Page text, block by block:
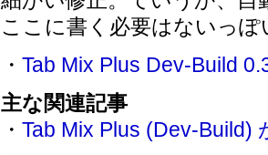
ここに書く必要はないっぽ
・ Tab Mix Plus Dev-Build
主な関連記事
・ Tab Mix Plus (Dev-Build)